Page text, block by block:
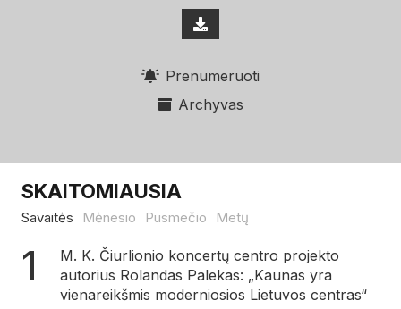
Prenumeruoti
Archyvas
SKAITOMIAUSIA
Savaitės Mėnesio Pusmečio Metų
M. K. Čiurlionio koncertų centro projekto
autorius Rolandas Palekas: „Kaunas yra
vienareikšmis moderniosios Lietuvos centras“